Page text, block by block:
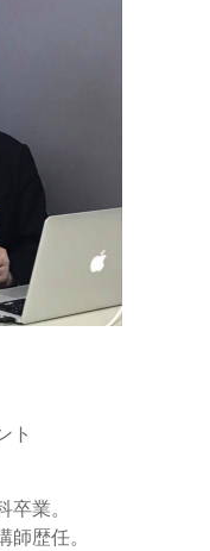
ト
業。
歴任。